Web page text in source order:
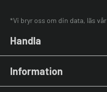
*Vi bryr oss om din data, läs vår
Handla
Laddkablar
Kabelhållare
Information